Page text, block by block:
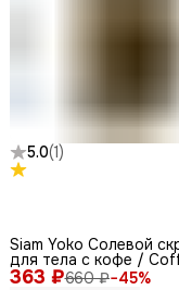
5.0(1)
363 ₽660 ₽−45%
Siam Yoko Солевой
для тела c кофе /
Salt Scrub, 280 г